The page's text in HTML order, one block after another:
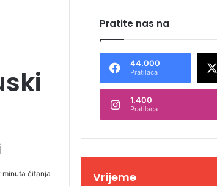
minuta čitanja
Pratite nas na
44.000
Pratilaca
1.400
Pratilaca
Vrijeme